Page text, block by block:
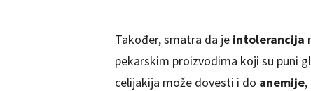
Također, smatra da je intolerancija
pekarskim proizvodima koji su puni
celijakija može dovesti i do anemije,